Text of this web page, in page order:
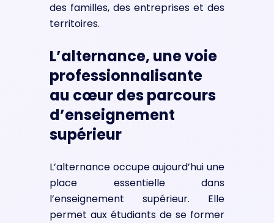
des familles, des entreprises et des
territoires.
L’alternance, une voie
professionnalisante
au cœur des parcours
d’enseignement
supérieur
L’alternance occupe aujourd’hui une
place essentielle dans
l’enseignement supérieur. Elle
permet aux étudiants de se former